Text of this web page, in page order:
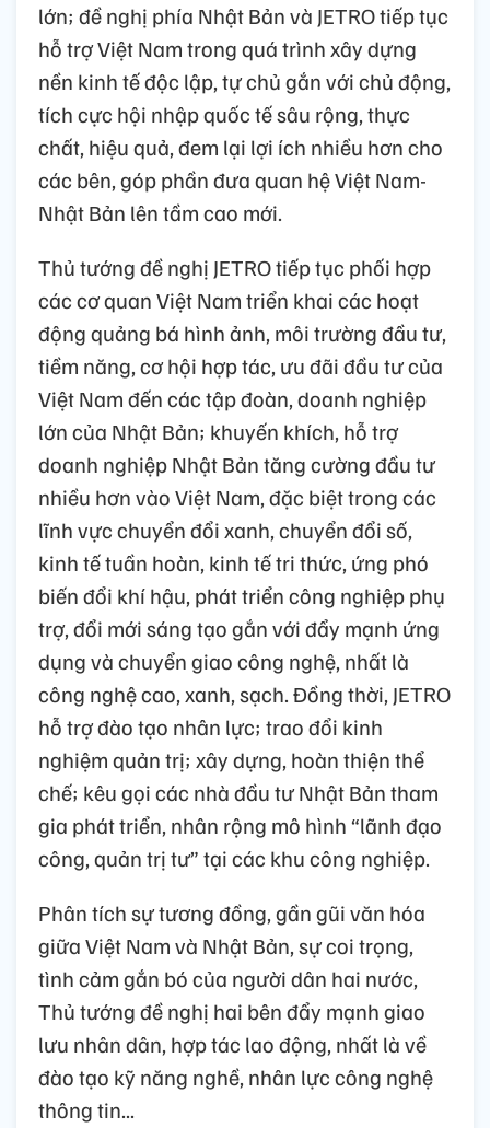
lớn; đề nghị phía Nhật Bản và JETRO tiếp tục
hỗ trợ Việt Nam trong quá trình xây dựng
nền kinh tế độc lập, tự chủ gắn với chủ động,
tích cực hội nhập quốc tế sâu rộng, thực
chất, hiệu quả, đem lại lợi ích nhiều hơn cho
các bên, góp phần đưa quan hệ Việt Nam-
Nhật Bản lên tầm cao mới.
Thủ tướng đề nghị JETRO tiếp tục phối hợp
các cơ quan Việt Nam triển khai các hoạt
động quảng bá hình ảnh, môi trường đầu tư,
tiềm năng, cơ hội hợp tác, ưu đãi đầu tư của
Việt Nam đến các tập đoàn, doanh nghiệp
lớn của Nhật Bản; khuyến khích, hỗ trợ
doanh nghiệp Nhật Bản tăng cường đầu tư
nhiều hơn vào Việt Nam, đặc biệt trong các
lĩnh vực chuyển đổi xanh, chuyển đổi số,
kinh tế tuần hoàn, kinh tế tri thức, ứng phó
biến đổi khí hậu, phát triển công nghiệp phụ
trợ, đổi mới sáng tạo gắn với đẩy mạnh ứng
dụng và chuyển giao công nghệ, nhất là
công nghệ cao, xanh, sạch. Đồng thời, JETRO
hỗ trợ đào tạo nhân lực; trao đổi kinh
nghiệm quản trị; xây dựng, hoàn thiện thể
chế; kêu gọi các nhà đầu tư Nhật Bản tham
gia phát triển, nhân rộng mô hình “lãnh đạo
công, quản trị tư” tại các khu công nghiệp.
Phân tích sự tương đồng, gần gũi văn hóa
giữa Việt Nam và Nhật Bản, sự coi trọng,
tình cảm gắn bó của người dân hai nước,
Thủ tướng đề nghị hai bên đẩy mạnh giao
lưu nhân dân, hợp tác lao động, nhất là về
đào tạo kỹ năng nghề, nhân lực công nghệ
thông tin...